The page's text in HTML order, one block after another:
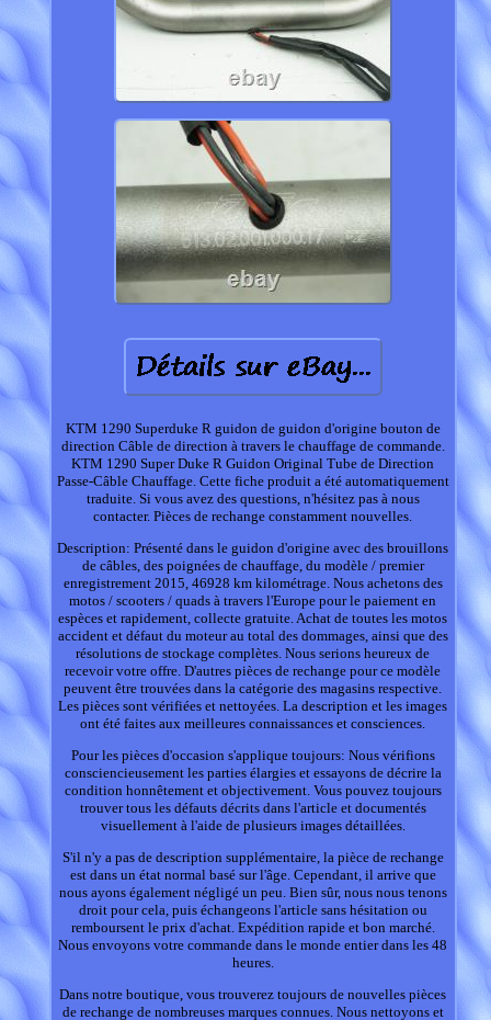
KTM 1290 Superduke R guidon de guidon d'origine bouton de
direction Câble de direction à travers le chauffage de commande.
KTM 1290 Super Duke R Guidon Original Tube de Direction
Passe-Câble Chauffage. Cette fiche produit a été automatiquement
traduite. Si vous avez des questions, n'hésitez pas à nous
contacter. Pièces de rechange constamment nouvelles.
Description: Présenté dans le guidon d'origine avec des brouillons
de câbles, des poignées de chauffage, du modèle / premier
enregistrement 2015, 46928 km kilométrage. Nous achetons des
motos / scooters / quads à travers l'Europe pour le paiement en
espèces et rapidement, collecte gratuite. Achat de toutes les motos
accident et défaut du moteur au total des dommages, ainsi que des
résolutions de stockage complètes. Nous serions heureux de
recevoir votre offre. D'autres pièces de rechange pour ce modèle
peuvent être trouvées dans la catégorie des magasins respective.
Les pièces sont vérifiées et nettoyées. La description et les images
ont été faites aux meilleures connaissances et consciences.
Pour les pièces d'occasion s'applique toujours: Nous vérifions
consciencieusement les parties élargies et essayons de décrire la
condition honnêtement et objectivement. Vous pouvez toujours
trouver tous les défauts décrits dans l'article et documentés
visuellement à l'aide de plusieurs images détaillées.
S'il n'y a pas de description supplémentaire, la pièce de rechange
est dans un état normal basé sur l'âge. Cependant, il arrive que
nous ayons également négligé un peu. Bien sûr, nous nous tenons
droit pour cela, puis échangeons l'article sans hésitation ou
remboursent le prix d'achat. Expédition rapide et bon marché.
Nous envoyons votre commande dans le monde entier dans les 48
heures.
Dans notre boutique, vous trouverez toujours de nouvelles pièces
de rechange de nombreuses marques connues. Nous nettoyons et